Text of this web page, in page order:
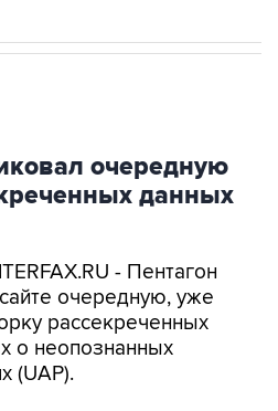
очередную
данных
- Пентагон
рассекреченных
о неопознанных
(UAP).
пятую часть